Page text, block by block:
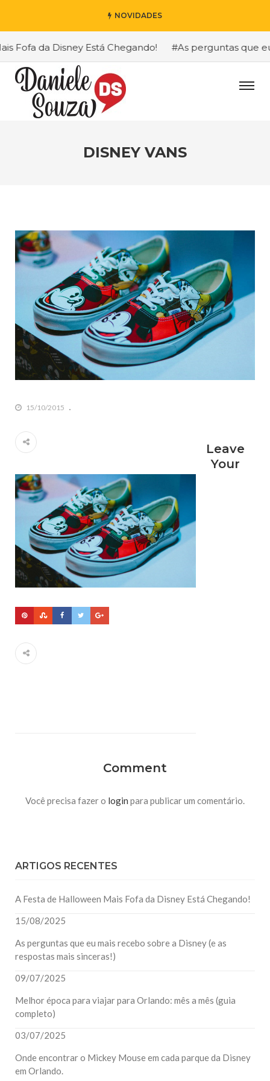
NOVIDADES
da Disney Está Chegando! #As perguntas que eu
DISNEY VANS
15/10/2015
Leave
Your
Comment
Você precisa fazer o login para publicar um comentário.
ARTIGOS RECENTES
A Festa de Halloween Mais Fofa da Disney Está Chegando!
15/08/2025
As perguntas que eu mais recebo sobre a Disney (e as
respostas mais sinceras!)
09/07/2025
Melhor época para viajar para Orlando: mês a mês (guia
completo)
03/07/2025
Onde encontrar o Mickey Mouse em cada parque da Disney
em Orlando.